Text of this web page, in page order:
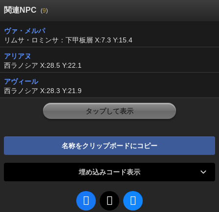
関連NPC (9)
ヴァ・メルパ
リムサ・ロミンサ：下甲板層 X:7.3 Y:15.4
アリアヌ
西ラノシア X:28.5 Y:22.1
アヴィール
西ラノシア X:28.3 Y:21.9
タップして表示
名称をクリップボードにコピー
埋め込みコード表示